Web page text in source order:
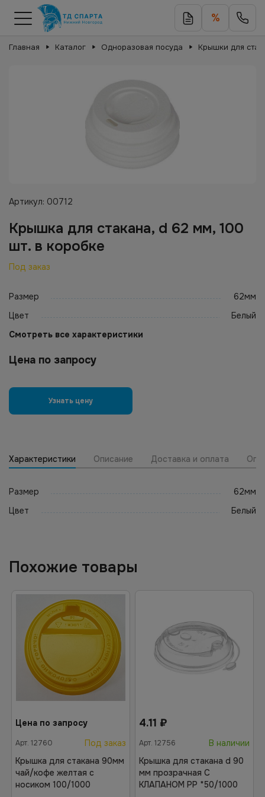
%
Главная Каталог Одноразовая посуда Крышки для
Артикул: 00712
Крышка для стакана, d 62 мм, 100
шт. в коробке
Под заказ
Размер
62мм
Цвет
Белый
Смотреть все характеристики
Цена по запросу
Узнать цену
Характеристики Описание Доставка и оплата
Размер
62мм
Цвет
Белый
Похожие товары
Цена по запросу
Арт. 12760
Под заказ
Крышка для стакана 90мм
чай/кофе желтая с
носиком 100/1000
4.11 ₽
Арт. 12756
В наличии
Крышка для стакана d 90
мм прозрачная С
КЛАПАНОМ РР *50/1000